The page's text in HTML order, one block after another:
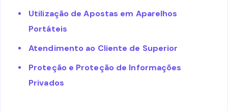
Utilização de Apostas em Aparelhos
Portáteis
Atendimento ao Cliente de Superior
Proteção e Proteção de Informações
Privados